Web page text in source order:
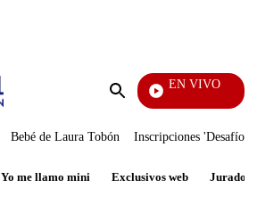
Enviar
EN VIVO
Yo Me Llamo
Bebé de Laura Tobón Inscripciones 'Desafío'
Yo me llamo mini Exclusivos web Jurados